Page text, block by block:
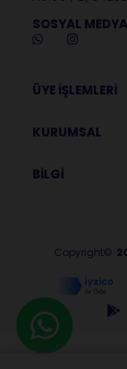
SOSYAL MEDYA
ÜYE İŞLEMLERİ
KURUMSAL
BİLGİ
Copyright©